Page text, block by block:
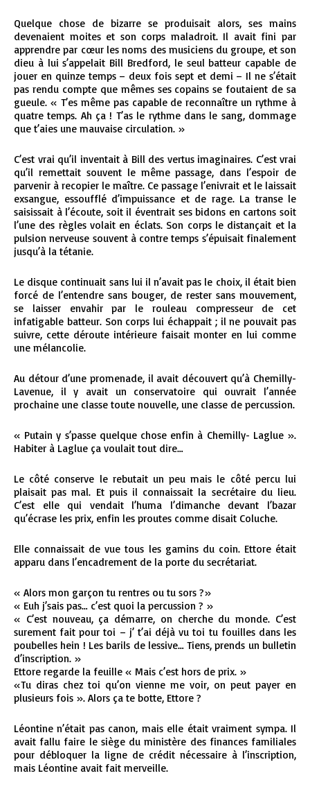
Quelque chose de bizarre se produisait alors, ses mains
devenaient moites et son corps maladroit. Il avait fini par
apprendre par cœur les noms des musiciens du groupe, et son
dieu à lui s’appelait Bill Bredford, le seul batteur capable de
jouer en quinze temps – deux fois sept et demi – Il ne s’était
pas rendu compte que mêmes ses copains se foutaient de sa
gueule. « T’es même pas capable de reconnaître un rythme à
quatre temps. Ah ça ! T’as le rythme dans le sang, dommage
que t’aies une mauvaise circulation. »
C’est vrai qu’il inventait à Bill des vertus imaginaires. C’est vrai
qu’il remettait souvent le même passage, dans l’espoir de
parvenir à recopier le maître. Ce passage l’enivrait et le laissait
exsangue, essoufflé d’impuissance et de rage. La transe le
saisissait à l’écoute, soit il éventrait ses bidons en cartons soit
l’une des règles volait en éclats. Son corps le distançait et la
pulsion nerveuse souvent à contre temps s’épuisait finalement
jusqu’à la tétanie.
Le disque continuait sans lui il n’avait pas le choix, il était bien
forcé de l’entendre sans bouger, de rester sans mouvement,
se laisser envahir par le rouleau compresseur de cet
infatigable batteur. Son corps lui échappait ; il ne pouvait pas
suivre, cette déroute intérieure faisait monter en lui comme
une mélancolie.
Au détour d’une promenade, il avait découvert qu’à Chemilly-
Lavenue, il y avait un conservatoire qui ouvrait l’année
prochaine une classe toute nouvelle, une classe de percussion.
« Putain y s’passe quelque chose enfin à Chemilly- Laglue ».
Habiter à Laglue ça voulait tout dire…
Le côté conserve le rebutait un peu mais le côté percu lui
plaisait pas mal. Et puis il connaissait la secrétaire du lieu.
C’est elle qui vendait l’huma l’dimanche devant l’bazar
qu’écrase les prix, enfin les proutes comme disait Coluche.
Elle connaissait de vue tous les gamins du coin. Ettore était
apparu dans l’encadrement de la porte du secrétariat.
« Alors mon garçon tu rentres ou tu sors ?»
« Euh j’sais pas… c’est quoi la percussion ? »
« C’est nouveau, ça démarre, on cherche du monde. C’est
surement fait pour toi – j’ t’ai déjà vu toi tu fouilles dans les
poubelles hein ! Les barils de lessive… Tiens, prends un bulletin
d’inscription. »
Ettore regarde la feuille « Mais c’est hors de prix. »
«Tu diras chez toi qu’on vienne me voir, on peut payer en
plusieurs fois ». Alors ça te botte, Ettore ?
Léontine n’était pas canon, mais elle était vraiment sympa. Il
avait fallu faire le siège du ministère des finances familiales
pour débloquer la ligne de crédit nécessaire à l’inscription,
mais Léontine avait fait merveille.